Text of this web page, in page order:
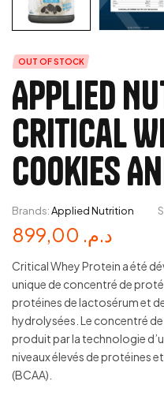
OUT OF STOCK
Applied
Critical
Cookies
Brands:Applied Nutrition
د.م.
Critical Whey Protein a été
unique de concentré de
protéines de lactosérum et
hydrolysées. Le concentré
produit par la technologie
niveaux élevés de protéines
(BCAA).